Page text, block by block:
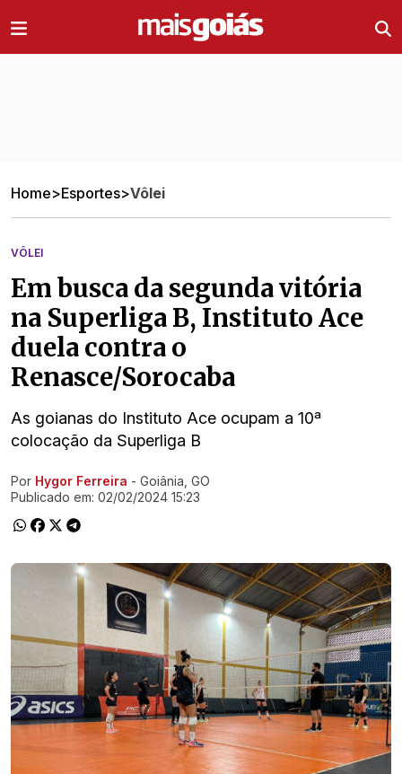
Home>Esportes>Vôlei
VÔLEI
Em busca da segunda vitória
na Superliga B, Instituto Ace
duela contra o
Renasce/Sorocaba
As goianas do Instituto Ace ocupam a 10ª
colocação da Superliga B
Ir direto pra matéria
Por Hygor Ferreira - Goiânia, GO
Publicado em: 02/02/2024 15:23